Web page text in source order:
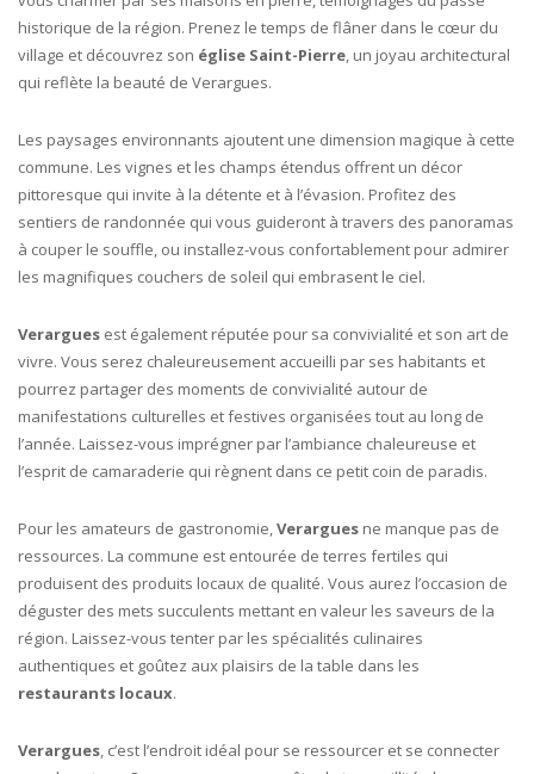
historique de la région. Prenez le temps de flâner dans le cœur du
village et découvrez son église Saint-Pierre, un joyau architectural
qui reflète la beauté de Verargues.
Les paysages environnants ajoutent une dimension magique à cette
commune. Les vignes et les champs étendus offrent un décor
pittoresque qui invite à la détente et à l’évasion. Profitez des
sentiers de randonnée qui vous guideront à travers des panoramas
à couper le souffle, ou installez-vous confortablement pour admirer
les magnifiques couchers de soleil qui embrasent le ciel.
Verargues est également réputée pour sa convivialité et son art de
vivre. Vous serez chaleureusement accueilli par ses habitants et
pourrez partager des moments de convivialité autour de
manifestations culturelles et festives organisées tout au long de
l’année. Laissez-vous imprégner par l’ambiance chaleureuse et
l’esprit de camaraderie qui règnent dans ce petit coin de paradis.
Pour les amateurs de gastronomie,Verargues ne manque pas de
ressources. La commune est entourée de terres fertiles qui
produisent des produits locaux de qualité. Vous aurez l’occasion de
déguster des mets succulents mettant en valeur les saveurs de la
région. Laissez-vous tenter par les spécialités culinaires
authentiques et goûtez aux plaisirs de la table dans les
restaurants locaux.
Verargues, c’est l’endroit idéal pour se ressourcer et se connecter